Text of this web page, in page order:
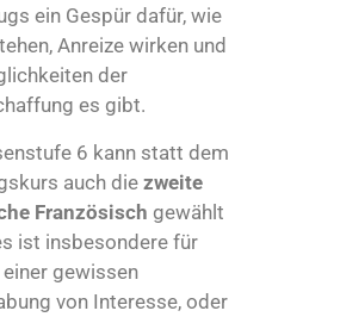
ein Gespür dafür, wie
Anreize wirken und
der
es gibt.
6 kann statt dem
auch diezweite
Französisch gewählt
ist insbesondere für
gewissen
von Interesse, oder